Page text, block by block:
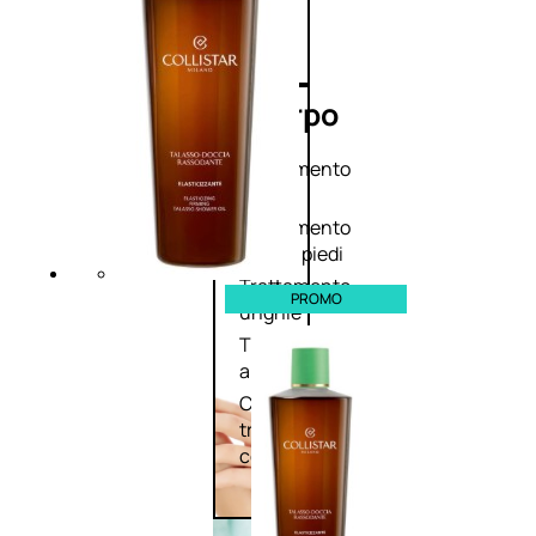
Corpo
Trattamento
corpo
Trattamento
mani e piedi
Trattamento
unghie
Trattamento
anticellulite
Cofanetti
trattamento
corpo
PROMO